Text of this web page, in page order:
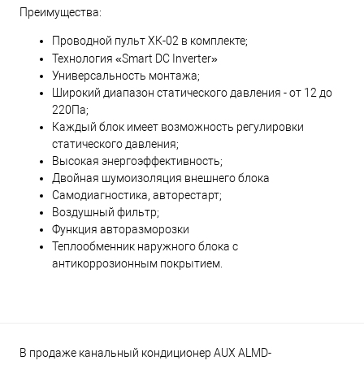
Преимущества:
Проводной пульт ХК-02 в комплекте;
Технология «Smart DC Inverter»
Универсальность монтажа;
Широкий диапазон статического давления - от 12 до
220Па;
Каждый блок имеет возможность регулировки
статического давления;
Высокая энергоэффективность;
Двойная шумоизоляция внешнего блока
Самодиагностика, авторестарт;
Воздушный фильтр;
Функция авторазморозки
Теплообменник наружного блока с
антикоррозионным покрытием.
В продаже канальный кондиционер AUX ALMD-